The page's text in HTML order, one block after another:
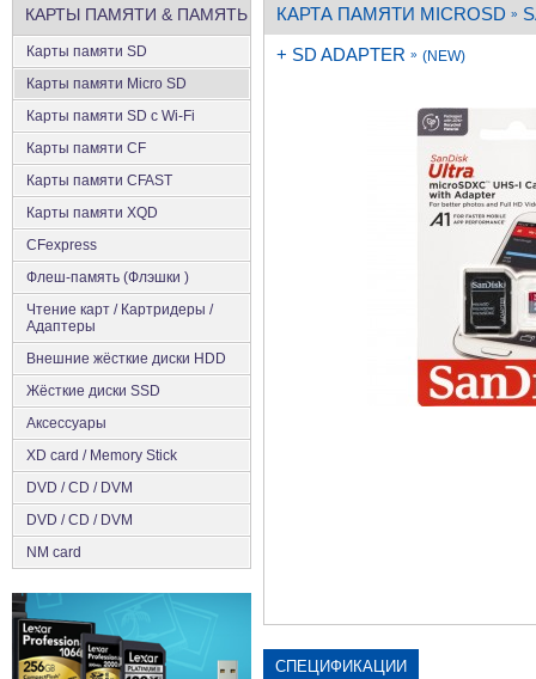
КАРТЫ ПАМЯТИ & ПАМЯТЬ
Карты памяти SD
Карты памяти Micro SD
Карты памяти SD с Wi-Fi
Карты памяти CF
Карты памяти CFAST
Карты памяти XQD
CFexpress
Флеш-память (Флэшки )
Чтение карт / Картридеры /
Адаптеры
Внешние жёсткие диски HDD
Жёсткие диски SSD
Аксеcсуары
XD card / Memory Stick
DVD / CD / DVM
DVD / CD / DVM
NM card
КАРТА ПАМЯТИ MICROSD »
+ SD ADAPTER » (NEW)
СПЕЦИФИКАЦИИ